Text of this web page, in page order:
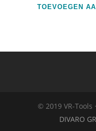
TOEVOEGEN
© 2019 VR-
DIVARO